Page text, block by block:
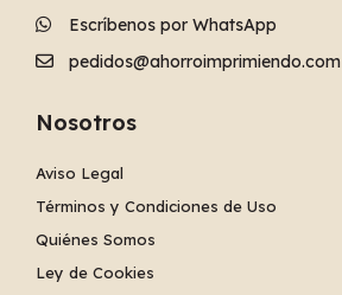
Escríbenos por WhatsApp
pedidos@ahorroimprimiendo.com
Nosotros
Aviso Legal
Términos y Condiciones de Uso
Quiénes Somos
Ley de Cookies